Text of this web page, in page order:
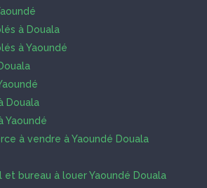
à Douala
à Yaoundé
Douala
Yaoundé
à vendre à Yaoundé Douala
et bureau à louer Yaoundé Douala